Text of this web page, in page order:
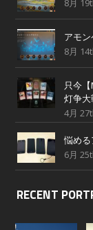
8月
アモ
8月
只今
灯争大
4月
悩める
6月
RECENT